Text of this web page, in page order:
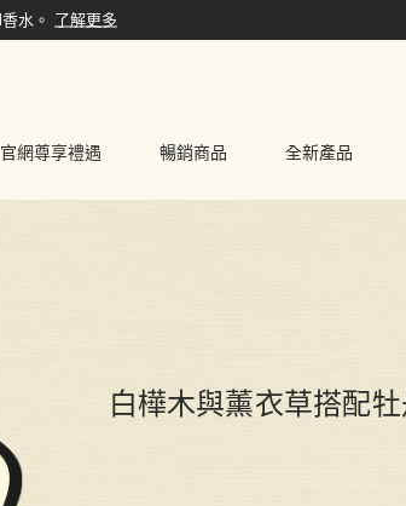
水。 了解更多
官網尊享禮遇 暢銷商品 全新產品
白樺木與薰衣草搭配